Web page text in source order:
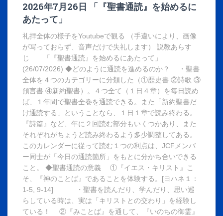
2026年7月26日 「『聖書通読』を始めるに
あたって」
礼拝全体の様子をYoutubeで観る （手違いにより、画像
が写っておらず、音声だけで失礼します） 説教あらす
じ 「『聖書通読』を始めるにあたって」
(26/07/2026) ◆どのように通読を進めるのか？ ・聖書
全体を４つのカテゴリーに分類した（①歴史書 ②詩歌 ③
預言書 ④新約聖書）。４つ全て（１日４章）を毎日読め
ば、１年間で聖書全巻を通読できる。また「新約聖書だ
け通読する」ということなら、１日１章で読み終わる。
『詩篇』など、年に２回読む部分もいくつかあり、また
それぞれがちょうど読み終わるよう多少調整してある。
このカレンダーに従って読む１つの利点は、JCFメンバ
ー同士が「今日の通読箇所」をもとに分かち合いできる
こと。 ◆聖書通読の意義 ①『イエス・キリスト』こ
そ、『神のことば』であることを体験する。[ヨハネ１：
1-5, 9-14] ・聖書を読んだり、学んだり、思い巡
らしている時は、実は「キリストとの交わり」を経験し
ている！ ②『みことば』を通して、『いのちの御霊』